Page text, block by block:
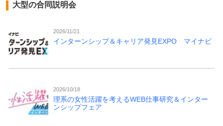
大型の合同説明会
2026/11/21
インターンシップ＆キャリア発見EXPO マイナビ
2026/10/18
理系の女性活躍を考えるWEB仕事研究＆インター
ンシップフェア